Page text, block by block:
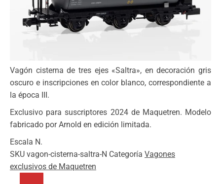
Vagón cisterna de tres ejes «Saltra», en decoración gris
oscuro e inscripciones en color blanco, correspondiente a
la época III.
Exclusivo para suscriptores 2024 de Maquetren. Modelo
fabricado por Arnold en edición limitada.
Escala N.
SKU vagon-cisterna-saltra-N Categoría Vagones
exclusivos de Maquetren